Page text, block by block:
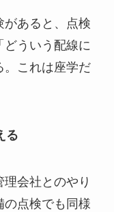
があると、点検
ういう配線に
。これは座学だ
る
会社とのやり
の点検でも同様